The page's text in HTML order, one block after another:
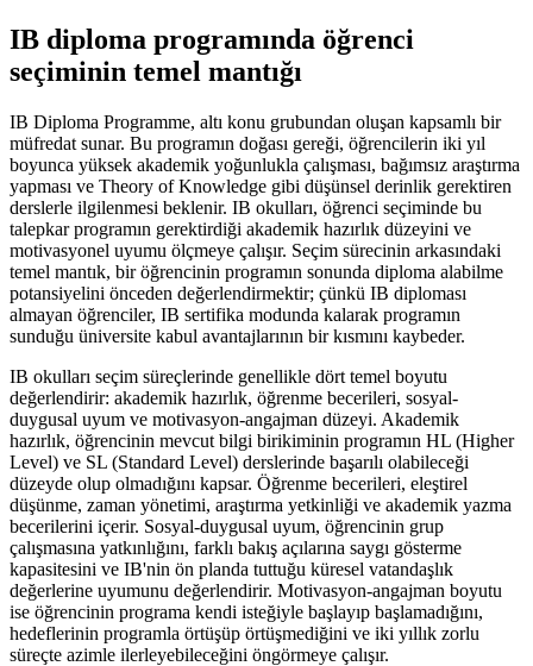
IB diploma programında öğrenci
seçiminin temel mantığı
IB Diploma Programme, altı konu grubundan oluşan kapsamlı bir
müfredat sunar. Bu programın doğası gereği, öğrencilerin iki yıl
boyunca yüksek akademik yoğunlukla çalışması, bağımsız araştırma
yapması ve Theory of Knowledge gibi düşünsel derinlik gerektiren
derslerle ilgilenmesi beklenir. IB okulları, öğrenci seçiminde bu
talepkar programın gerektirdiği akademik hazırlık düzeyini ve
motivasyonel uyumu ölçmeye çalışır. Seçim sürecinin arkasındaki
temel mantık, bir öğrencinin programın sonunda diploma alabilme
potansiyelini önceden değerlendirmektir; çünkü IB diploması
almayan öğrenciler, IB sertifika modunda kalarak programın
sunduğu üniversite kabul avantajlarının bir kısmını kaybeder.
IB okulları seçim süreçlerinde genellikle dört temel boyutu
değerlendirir: akademik hazırlık, öğrenme becerileri, sosyal-
duygusal uyum ve motivasyon-angajman düzeyi. Akademik
hazırlık, öğrencinin mevcut bilgi birikiminin programın HL (Higher
Level) ve SL (Standard Level) derslerinde başarılı olabileceği
düzeyde olup olmadığını kapsar. Öğrenme becerileri, eleştirel
düşünme, zaman yönetimi, araştırma yetkinliği ve akademik yazma
becerilerini içerir. Sosyal-duygusal uyum, öğrencinin grup
çalışmasına yatkınlığını, farklı bakış açılarına saygı gösterme
kapasitesini ve IB'nin ön planda tuttuğu küresel vatandaşlık
değerlerine uyumunu değerlendirir. Motivasyon-angajman boyutu
ise öğrencinin programa kendi isteğiyle başlayıp başlamadığını,
hedeflerinin programla örtüşüp örtüşmediğini ve iki yıllık zorlu
süreçte azimle ilerleyebileceğini öngörmeye çalışır.